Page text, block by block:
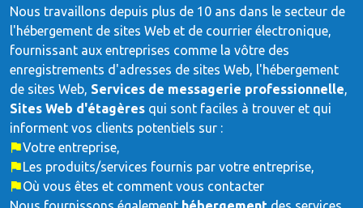
Nous travaillons depuis plus de 10 ans dans le secteur de
l'hébergement de sites Web et de courrier électronique,
fournissant aux entreprises comme la vôtre des
enregistrements d'adresses de sites Web, l'hébergement
de sites Web, Services de messagerie professionnelle,
Sites Web d'étagères qui sont faciles à trouver et qui
informent vos clients potentiels sur :
Votre entreprise,
Les produits/services fournis par votre entreprise,
Où vous êtes et comment vous contacter